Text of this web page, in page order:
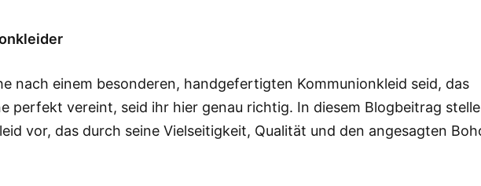
nach einem besonderen, handgefertigten Kommunionkleid seid, das
perfekt vereint, seid ihr hier genau richtig. In diesem Blogbeitrag stelle
vor, das durch seine Vielseitigkeit, Qualität und den angesagten